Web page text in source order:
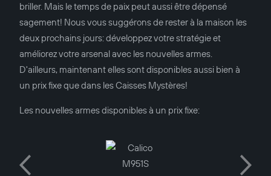
briller. Mais le temps de paix peut aussi être dépensé
sagement! Nous vous suggérons de rester à la maison les
deux prochains jours: développez votre stratégie et
améliorez votre arsenal avec les nouvelles armes.
D'ailleurs, maintenant elles sont disponibles aussi bien à
un prix fixe que dans les Caisses Mystères!
Les nouvelles armes disponibles à un prix fixe: